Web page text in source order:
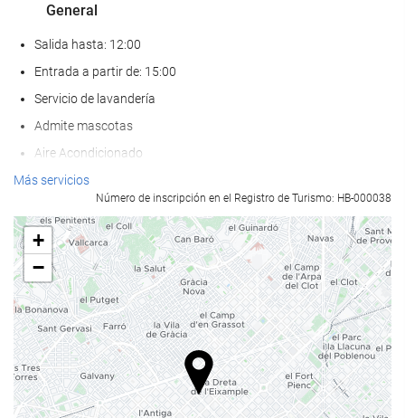
General
Salida hasta: 12:00
Entrada a partir de: 15:00
Servicio de lavandería
Admite mascotas
Aire Acondicionado
Calefacción
Adaptado para personas con movilidad reducida
Habitaciones No fumadores
Hotel no fumadores
Habitaciones insonorizadas
Bienestar
Pool bar
Más servicios
Número de inscripción en el Registro de Turismo: HB-000038
+
−